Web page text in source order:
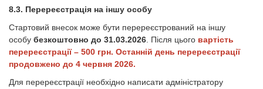
8.3. Перереєстрація на іншу особу
Стартовий внесок може бути перереєстрований на іншу
особу безкоштовно до 31.03.2026 . Після цього вартість
перереєстрації – 500 грн. Останній день перереєстрації
продовжено до 4 червня 2026.
Для перереєстрації необхідно написати адміністратору